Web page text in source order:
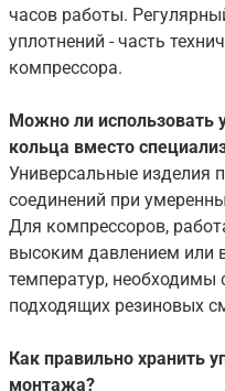
часов работы.
уплотнений - часть
компрессора.
Можно ли использовать
кольца вместо
Универсальные изделия
соединений при
Для компрессоров,
высоким давлением или
температур,
подходящих резиновых
Как правильно хранить
монтажа?